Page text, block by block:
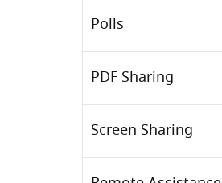
Polls
PDF Sharing
Screen Sharing